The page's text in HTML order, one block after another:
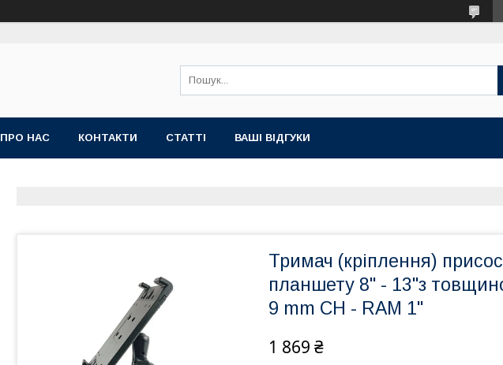
ПРО НАС КОНТАКТИ СТАТТІ ВАШІ ВІДГУКИ
Тримач (кріплення)
планшету 8" - 13"з
9 mm CH - RAM 1"
1 869 ₴